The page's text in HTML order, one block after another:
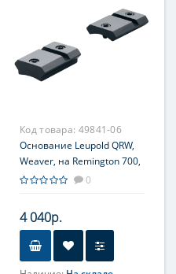
Код товара: 49841-06
Основание Leupold QRW,
Weaver, на Remington 700,
из 2-х частей0
4 040р.